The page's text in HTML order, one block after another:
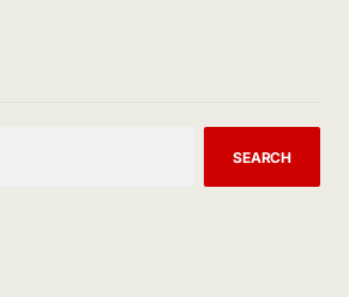
नानासाहेब काले रहीं बैच की टॉपर।
SEARCH